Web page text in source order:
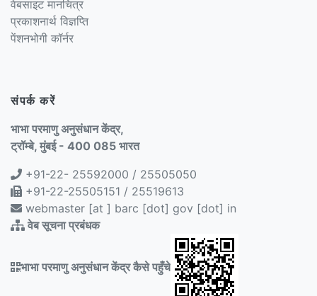
वेबसाइट मानचित्र
प्रकाशनार्थ विज्ञप्ति
पेंशनभोगी कॉर्नर
संपर्क करें
भाभा परमाणु अनुसंधान केंद्र,
ट्रॉम्बे, मुंबई - 400 085 भारत
+91-22- 25592000 / 25505050
+91-22-25505151 / 25519613
webmaster [at ] barc [dot] gov [dot] in
वेब सूचना प्रबंधक
भाभा परमाणु अनुसंधान केंद्र कैसे पहुँचे